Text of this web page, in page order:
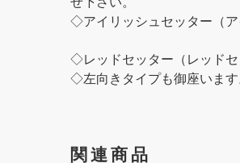
◇アイリッシュセッター（ア
◇レッドセッター（レッド
◇左向きタイプも御座います
関連商品